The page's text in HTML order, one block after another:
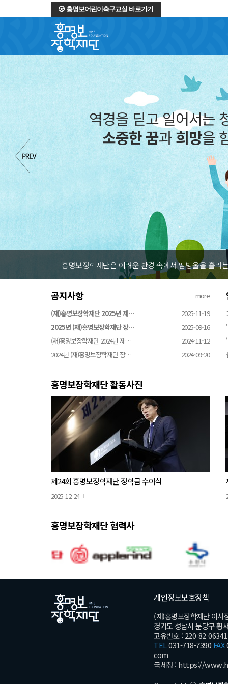
홍명보어린이축구교실 바로가기
역경을 딛
소중한
홍명보장학재단은 어려운 환
공지사항
more
(재)홍명보장학재단 2025년 제…
2025-11-19
2025년 (재)홍명보장학재단 장…
2025-09-16
(재)홍명보장학재단 2024년 제…
2024-11-12
2024년 (재)홍명보장학재단 장…
2024-09-20
홍명보장학재단 활동사진
제24회 홍명보장학재단 장학금 수여식
2025-12-24
홍명보장학재단 협력사
개인정보보호정책
(재)홍명보장학재단 이사
경기도 성남시 분당구 황
고유번호 : 220-82-06341
TEL031-718-7390 FAX
com
국세청 : https://